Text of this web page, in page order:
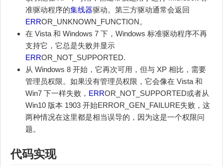
准驱动程序的集线器驱动。第三方驱动通常会返回
ERROR_UNKNOWN_FUNCTION。
在 Vista 和 Windows 7 下，Windows 标准驱动程序不再
支持它，它总是失败并显示
ERROR_NOT_SUPPORTED.
从 Windows 8 开始，它再次可用，但与 XP 相比，需要
管理员权限。如果没有管理员权限，它会像在 Vista 和
Win7 下一样失败， ERROR_NOT_SUPPORTED或者从
Win10 版本 1903 开始ERROR_GEN_FAILURE失败，这
两种情况在这里都是相当误导的，因为这是一个权限问
题。
代码实现